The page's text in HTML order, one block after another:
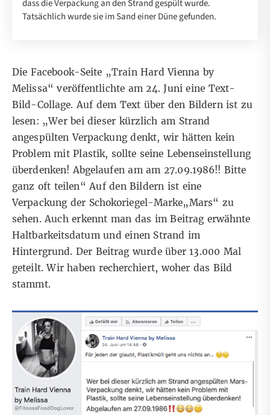
dass die Verpackung an den Strand gespült wurde.
Tatsächlich wurde sie im Sand einer Düne gefunden.
Die Facebook-Seite „Train Hard Vienna by
Melissa“veröffentlichteam 24. Juni eine Text-
Bild-Collage. Auf dem Text über den Bildern ist zu
lesen: „Wer bei dieser kürzlich am Strand
angespülten Verpackung denkt, wir hätten kein
Problem mit Plastik, sollte seine Lebenseinstellung
überdenken! Abgelaufen am am 27.09.1986!! Bitte
ganz oft teilen“ Auf den Bildern ist eine
Verpackung der Schokoriegel-Marke„Mars“ zu
sehen. Auch erkennt man das im Beitrag erwähnte
Haltbarkeitsdatum und einen Strand im
Hintergrund. Der Beitrag wurde über 13.000 Mal
geteilt. Wir haben recherchiert, woher das Bild
stammt.